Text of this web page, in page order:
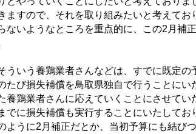
すので、それを取り組みたいと考えてお
ないようなところを重点的に、この2月補正
いう養鶏業者さんなどは、すでに既定の
び損失補償を鳥取県独自で行うことにい
養鶏業者さんに応えていくことにさせてい
に損失補償も実行することにいたしてお
ように2月補正だとか、当初予算にも結びつ